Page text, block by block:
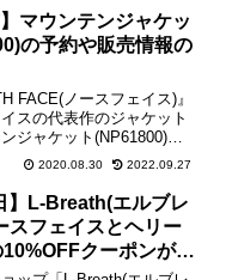
】マウンテンジャケッ
の予約や販売情報の
FACE(ノースフェイス)』
スの代表作のジャケット
ジャケット(NP61800)』
報をこちらのブログでま
きます！【Mountain Jacket
2020.08.30 2022.09.27
】L-Breath(エルブレ
スフェイスとヘリー
クーポンが配